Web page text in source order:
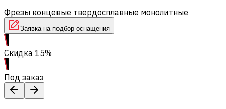
Фрезы концевые твердосплавные монолитные
Заявка на подбор оснащения
Скидка 15%
Под заказ